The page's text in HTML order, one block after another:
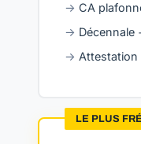
CA
Décennale
Attestation
LE PLUS